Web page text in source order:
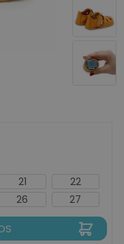
21
22
26 27